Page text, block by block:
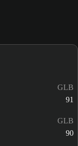
GLB
91
GLB
90